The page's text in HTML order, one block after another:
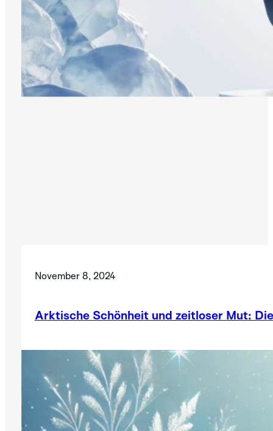
November 8, 2024
Arktische Schönheit und zeitloser Mut: